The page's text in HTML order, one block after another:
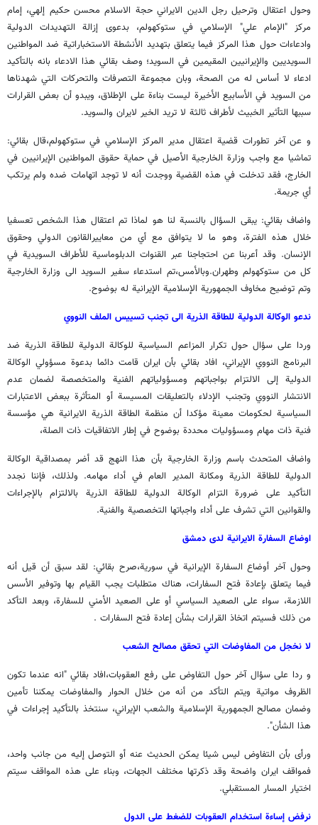
وحول اعتقال وترحيل رجل الدين الايراني حجة الاسلام محسن حكيم إلهي، إمام
مركز "الإمام علي" الإسلامي في ستوكهولم، بدعوى إزالة التهديدات الدولية
وادعاءات حول هذا المركز فيما يتعلق بتهديد الأنشطة الاستخباراتية ضد المواطنين
السويديين والإيرانيين المقيمين في السويد؛ وصف بقائي هذا الادعاء بانه بالتأكيد
ادعاء لا أساس له من الصحة، وبان مجموعة التصرفات والتحركات التي شهدناها
من السويد في الأسابيع الأخيرة ليست بناءة على الإطلاق، ويبدو أن بعض القرارات
سببها التأثير الخبيث لأطراف ثالثة لا تريد الخير لايران والسويد.
و عن آخر تطورات قضية اعتقال مدير المركز الإسلامي في ستوكهولم،قال بقائي:
تماشيا مع واجب وزارة الخارجية الأصيل في حماية حقوق المواطنين الإيرانيين في
الخارج، فقد تدخلت في هذه القضية ووجدت أنه لا توجد اتهامات ضده ولم يرتكب
أي جريمة.
واضاف بقائي: يبقى السؤال بالنسبة لنا هو لماذا تم اعتقال هذا الشخص تعسفيا
خلال هذه الفترة، وهو ما لا يتوافق مع أي من معاييرالقانون الدولي وحقوق
الإنسان. وقد أعربنا عن احتجاجنا عبر القنوات الدبلوماسية للأطراف السويدية في
كل من ستوكهولم وطهران.وبالأمس،تم استدعاء سفير السويد الى وزارة الخارجية
وتم توضيح مخاوف الجمهورية الإسلامية الإيرانية له بوضوح.
ندعو الوكالة الدولية للطاقة الذرية الى تجنب تسييس الملف النووي
وردا على سؤال حول تكرار المزاعم السياسية للوكالة الدولية للطاقة الذرية ضد
البرنامج النووي الإيراني، افاد بقائي بأن ايران قامت دائما بدعوة مسؤولي الوكالة
الدولية إلى الالتزام بواجباتهم ومسؤولياتهم الفنية والمتخصصة لضمان عدم
الانتشار النووي وتجنب الإدلاء بالتعليقات المسيسة أو المتأثرة ببعض الاعتبارات
السياسية لحكومات معينة مؤكدا أن منظمة الطاقة الذرية الايرانية هي مؤسسة
فنية ذات مهام ومسؤوليات محددة بوضوح في إطار الاتفاقيات ذات الصلة،
واضاف المتحدث باسم وزارة الخارجية بأن هذا النهج قد أضر بمصداقية الوكالة
الدولية للطاقة الذرية ومكانة المدير العام في أداء مهامه. ولذلك، فإننا نجدد
التأكيد على ضرورة التزام الوكالة الدولية للطاقة الذرية بالالتزام بالإجراءات
والقوانين التي تشرف على أداء واجباتها التخصصية والفنية.
اوضاع السفارة الايرانية لدى دمشق
وحول آخر أوضاع السفارة الإيرانية في سورية،صرح بقائي: لقد سبق أن قيل أنه
فيما يتعلق بإعادة فتح السفارات، هناك متطلبات يجب القيام بها وتوفير الأسس
اللازمة، سواء على الصعيد السياسي أو على الصعيد الأمني للسفارة، وبعد التأكد
من ذلك فسيتم اتخاذ القرارات بشأن إعادة فتح السفارات .
لا نخجل من المفاوضات التي تحقق مصالح الشعب
و ردا على سؤال آخر حول التفاوض على رفع العقوبات،افاد بقائي "انه عندما تكون
الظروف مواتية ويتم التأكد من أنه من خلال الحوار والمفاوضات يمكننا تأمين
وضمان مصالح الجمهورية الإسلامية والشعب الإيراني، سنتخذ بالتأكيد إجراءات في
هذا الشأن".
ورأى بأن التفاوض ليس شيئا يمكن الحديث عنه أو التوصل إليه من جانب واحد،
فمواقف ايران واضحة وقد ذكرتها مختلف الجهات، وبناء على هذه المواقف سيتم
اختيار المسار المستقبلي.
نرفض إساءة استخدام العقوبات للضغط على الدول